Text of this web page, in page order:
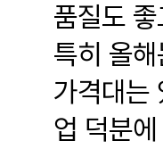
품질도
특히 올
가격대는
업 덕분